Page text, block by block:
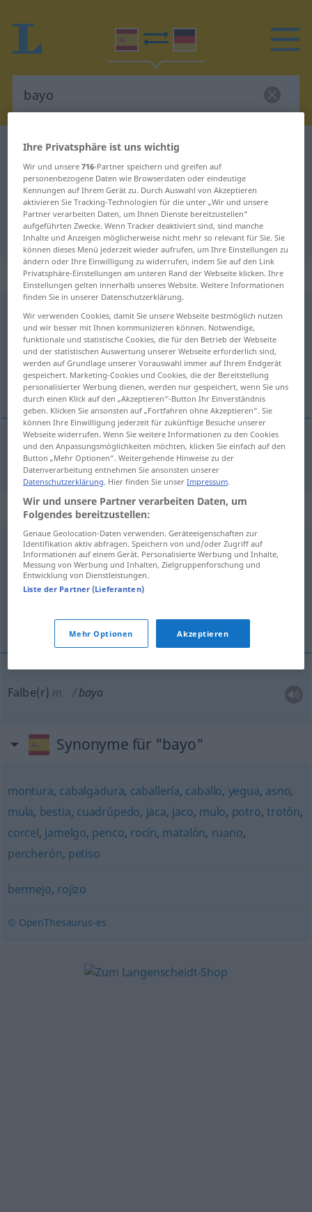
Spanisch-Deutsch Wörterbuch
Spanisch-Deutsch Übersetzung für
"bayo"
"bayo" Deutsch Übersetzung
„bayo“: adjetivo
bayo [ˈbajo]adj
Übersicht aller Übersetzungen
(Für mehr Details die Übersetzung anklicken/antippen)
falb
falb bayocaballo
„bayo“: masculino
bayo [ˈbajo]m
Übersicht aller Übersetzungen
(Für mehr Details die Übersetzung anklicken/antippen)
Falber
Falbe(r) m bayo
Synonyme für "bayo"
montura, cabalgadura, caballería, caballo, yegua, asno,
mula, bestia, cuadrúpedo, jaca, jaco, mulo, potro,trotón,
corcel, jamelgo, penco, rocín, matalón, ruano,
percherón, petiso
bermejo, rojizo
© OpenThesaurus-es
Ihre Privatsphäre ist uns wichtig
Wir und unsere716-Partner speichern und greifen auf
personenbezogene Daten wie Browserdaten oder eindeutige
Kennungen auf Ihrem Gerät zu. Durch Auswahl von Akzeptieren
aktivieren Sie Tracking-Technologien für die unter „Wir und unsere
Partner verarbeiten Daten, um Ihnen Dienste bereitzustellen“
aufgeführten Zwecke. Wenn Tracker deaktiviert sind, sind manche
Inhalte und Anzeigen möglicherweise nicht mehr so relevant für Sie. Sie
können dieses Menü jederzeit wieder aufrufen, um Ihre Einstellungen zu
ändern oder Ihre Einwilligung zu widerrufen, indem Sie auf den Link
Privatsphäre-Einstellungen am unteren Rand der Webseite klicken. Ihre
Einstellungen gelten innerhalb unseres Website. Weitere Informationen
finden Sie in unserer Datenschutzerklärung.
Wir verwenden Cookies, damit Sie unsere Webseite bestmöglich nutzen
und wir besser mit Ihnen kommunizieren können. Notwendige,
funktionale und statistische Cookies, die für den Betrieb der Webseite
und der statistischen Auswertung unserer Webseite erforderlich sind,
werden auf Grundlage unserer Vorauswahl immer auf Ihrem Endgerät
gespeichert. Marketing-Cookies und Cookies, die der Bereitstellung
personalisierter Werbung dienen, werden nur gespeichert, wenn Sie uns
durch einen Klick auf den „Akzeptieren“-Button Ihr Einverständnis
geben. Klicken Sie ansonsten auf „Fortfahren ohne Akzeptieren“. Sie
können Ihre Einwilligung jederzeit für zukünftige Besuche unserer
Webseite widerrufen. Wenn Sie weitere Informationen zu den Cookies
und den Anpassungsmöglichkeiten möchten, klicken Sie einfach auf den
Button „Mehr Optionen“. Weitergehende Hinweise zu der
Datenverarbeitung entnehmen Sie ansonsten unserer
Datenschutzerklärung. Hier finden Sie unserImpressum.
Wir und unsere Partner verarbeiten Daten, um
Folgendes bereitzustellen:
Genaue Geolocation-Daten verwenden. Geräteeigenschaften zur
Identifikation aktiv abfragen. Speichern von und/oder Zugriff auf
Informationen auf einem Gerät. Personalisierte Werbung und Inhalte,
Messung von Werbung und Inhalten, Zielgruppenforschung und
Entwicklung von Dienstleistungen.
Liste der Partner (Lieferanten)
Mehr Optionen Akzeptieren